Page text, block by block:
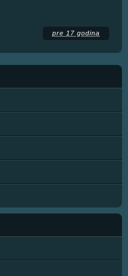
pre 17 godina